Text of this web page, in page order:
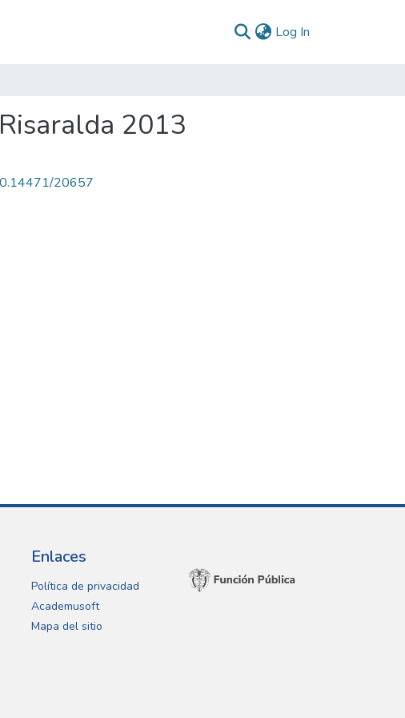
Log In
2013
20657
Enlaces
Política de privacidad
Academusoft
Mapa del sitio